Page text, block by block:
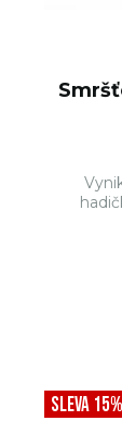
SLEVA 15%